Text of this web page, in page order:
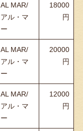
AL MAR/
アル・マ
ー
18000
AL MAR/
アル・マ
ー
20000
AL MAR/
アル・マ
ー
12000